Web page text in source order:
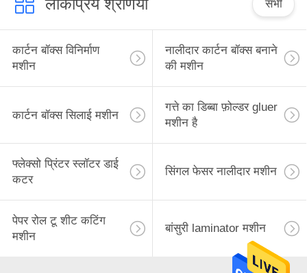
लोकप्रिय श्रेणियां सभी
कार्टन बॉक्स विनिर्माण
मशीन
नालीदार कार्टन बॉक्स बनाने
की मशीन
कार्टन बॉक्स सिलाई मशीन
गत्ते का डिब्बा फ़ोल्डर gluer
मशीन है
फ्लेक्सो प्रिंटर स्लॉटर डाई
कटर
सिंगल फेसर नालीदार मशीन
पेपर रोल टू शीट कटिंग
मशीन
बांसुरी laminator मशीन